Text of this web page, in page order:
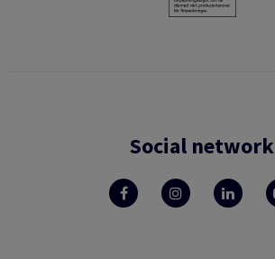
Social network